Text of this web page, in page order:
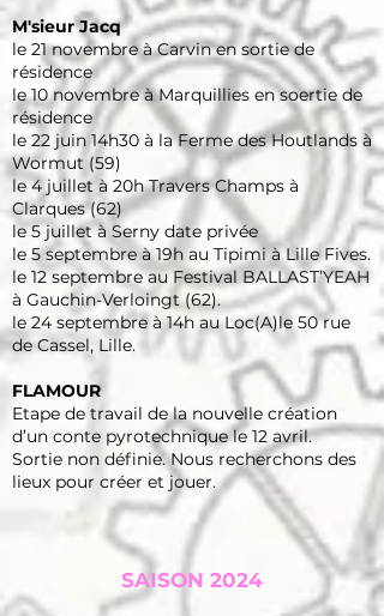
M'sieur Jacq
le 21 novembre à Carvin en sortie de
résidence
le 10 novembre à Marquillies en soertie de
résidence
le 22 juin 14h30 à la Ferme des Houtlands à
Wormut (59)
le 4 juillet à 20h Travers Champs à
Clarques (62)
le 5 juillet à Serny date privée
le 5 septembre à 19h au Tipimi à Lille Fives.
le 12 septembre au Festival BALLAST’YEAH
à Gauchin-Verloingt (62).
le 24 septembre à 14h au Loc(A)le 50 rue
de Cassel, Lille.
FLAMOUR
Etape de travail de la nouvelle création
d’un conte pyrotechnique le 12 avril.
Sortie non définie. Nous recherchons des
lieux pour créer et jouer.
SAISON 2024